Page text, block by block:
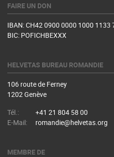
FAIRE UN DON
IBAN: CH42 0900 0000 1000 1133
BIC: POFICHBEXXX
HELVETAS BUREAU ROMANDIE
106 route de Ferney
1202 Genève
Tél.:
+41 21 804 58 00
E-Mail:
romandie@helvetas.org
MEMBRE DE